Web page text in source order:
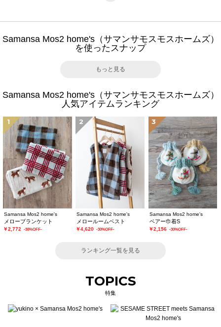
Samansa Mos2 home's（サマンサモスモスホームズ）
を使ったスナップ
もっと見る
Samansa Mos2 home's（サマンサモスモスホームズ）
人気アイテムランキング
1
Samansa Mos2 home's
メローブランケット
￥2,772 -30%OFF-
2
Samansa Mos2 home's
メロールームベスト
￥4,620 -30%OFF-
3
Samansa Mos2 home's
ベアー巾着S
￥2,156 -30%OFF-
ランキング一覧を見る
TOPICS
特集